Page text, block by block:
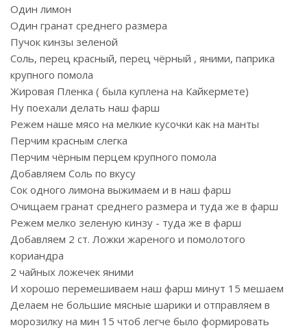
Один лимон
Один гранат среднего размера
Пучок кинзы зеленой
Соль, перец красный, перец чёрный , яними, паприка
крупного помола
Жировая Пленка ( была куплена на Кайкермете)
Ну поехали делать наш фарш
Режем наше мясо на мелкие кусочки как на манты
Перчим красным слегка
Перчим чёрным перцем крупного помола
Добавляем Соль по вкусу
Сок одного лимона выжимаем и в наш фарш
Очищаем гранат среднего размера и туда же в фарш
Режем мелко зеленую кинзу - туда же в фарш
Добавляем 2 ст. Ложки жареного и помолотого
кориандра
2 чайных ложечек яними
И хорошо перемешиваем наш фарш минут 15 мешаем
Делаем не большие мясные шарики и отправляем в
морозилку на мин 15 чтоб легче было формировать